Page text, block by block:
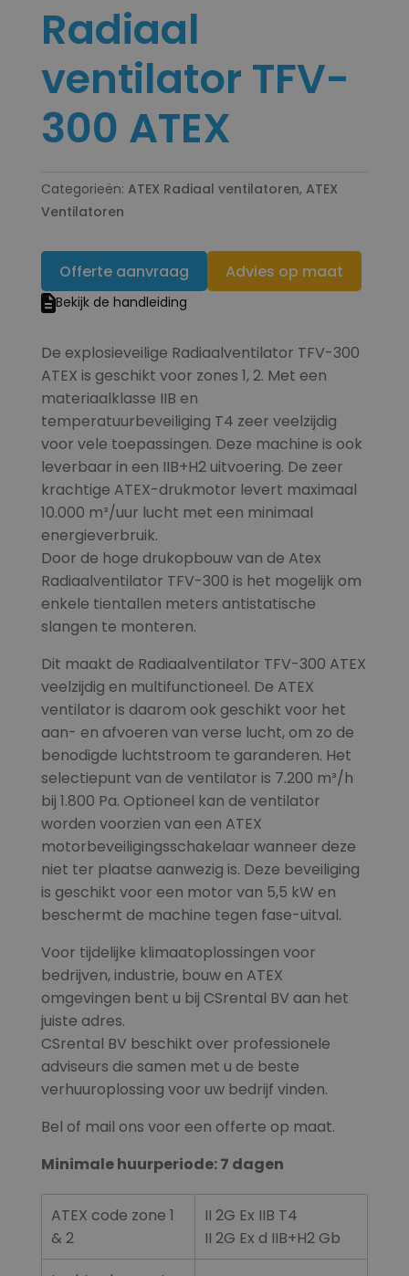
Radiaal
ventilator TFV-
300 ATEX
Categorieën: ATEX Radiaal ventilatoren, ATEX
Ventilatoren
Offerte aanvraag Advies op maat
Bekijk de handleiding
De explosieveilige Radiaalventilator TFV-300
ATEX is geschikt voor zones 1, 2. Met een
materiaalklasse IIB en
temperatuurbeveiliging T4 zeer veelzijdig
voor vele toepassingen. Deze machine is ook
leverbaar in een IIB+H2 uitvoering. De zeer
krachtige ATEX-drukmotor levert maximaal
10.000 m³/uur lucht met een minimaal
energieverbruik.
Door de hoge drukopbouw van de Atex
Radiaalventilator TFV-300 is het mogelijk om
enkele tientallen meters antistatische
slangen te monteren.
Dit maakt de Radiaalventilator TFV-300 ATEX
veelzijdig en multifunctioneel. De ATEX
ventilator is daarom ook geschikt voor het
aan- en afvoeren van verse lucht, om zo de
benodigde luchtstroom te garanderen. Het
selectiepunt van de ventilator is 7.200 m³/h
bij 1.800 Pa. Optioneel kan de ventilator
worden voorzien van een ATEX
motorbeveiligingsschakelaar wanneer deze
niet ter plaatse aanwezig is. Deze beveiliging
is geschikt voor een motor van 5,5 kW en
beschermt de machine tegen fase-uitval.
Voor tijdelijke klimaatoplossingen voor
bedrijven, industrie, bouw en ATEX
omgevingen bent u bij CSrental BV aan het
juiste adres.
CSrental BV beschikt over professionele
adviseurs die samen met u de beste
verhuuroplossing voor uw bedrijf vinden.
Bel of mail ons voor een offerte op maat.
Minimale huurperiode: 7 dagen
ATEX code zone 1
& 2
II 2G Ex IIB T4
II 2G Ex d IIB+H2 Gb